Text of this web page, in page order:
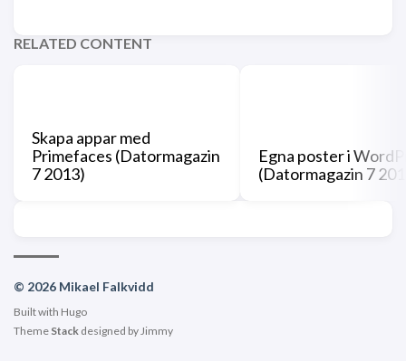
RELATED CONTENT
Skapa appar med
Primefaces (Datormagazin
7 2013)
Egna poster i
(Datormagazin 7
© 2026 Mikael Falkvidd
Built with Hugo
Theme Stack designed byJimmy